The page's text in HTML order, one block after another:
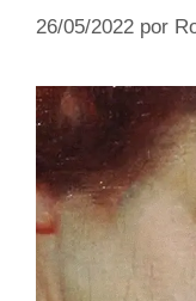
26/05/2022 por